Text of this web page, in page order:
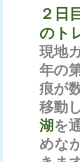
２日
のト
現地
年の
痕が
移動
湖を
めな